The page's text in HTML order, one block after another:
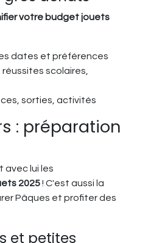
votre budget jouets
dates et préférences
réussites scolaires,
sorties, activités
: préparation
avec lui les
2025! C'est aussi la
Pâques et profiter des
et petites